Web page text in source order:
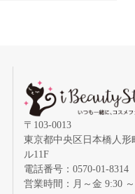
〒103-0013
東京都中央区日本橋人形
ル11F
電話番号：0570-01-8314
営業時間：月～金 9:30